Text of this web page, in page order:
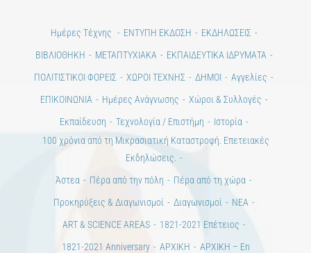
Ημέρες Τέχνης ΕΝΤΥΠΗ ΕΚΔΟΣΗ
ΕΚΔΗΛΩΣΕΙΣ
ΒΙΒΛΙΟΘΗΚΗ
ΜΕΤΑΠΤΥΧΙΑΚΑ
ΕΚΠΑΙΔΕΥΤΙΚΑ ΙΔΡΥΜΑΤΑ
ΠΟΛΙΤΙΣΤΙΚΟΙ ΦΟΡΕΙΣ
ΧΩΡΟΙ ΤΕΧΝΗΣ ΔΗΜΟΙ
Αγγελίες
ΕΠΙΚΟΙΝΩΝΙΑ
Ημέρες Ανάγνωσης
Χώροι & Συλλογές
Εκπαίδευση
Τεχνολογία / Επιστήμη
Ιστορία
100 χρόνια από τη Μικρασιατική Καταστροφή. Επετειακές
Εκδηλώσεις.
Άστεα
Πέρα από την πόλη
Πέρα από τη χώρα
Προκηρύξεις & Διαγωνισμοί
Διαγωνισμοί
ΝΕΑ
ART & SCIENCE AREAS
1821-2021 Επέτειος
1821-2021 Anniversary
ΑΡΧΙΚΗ ΑΡΧΙΚΗ – En